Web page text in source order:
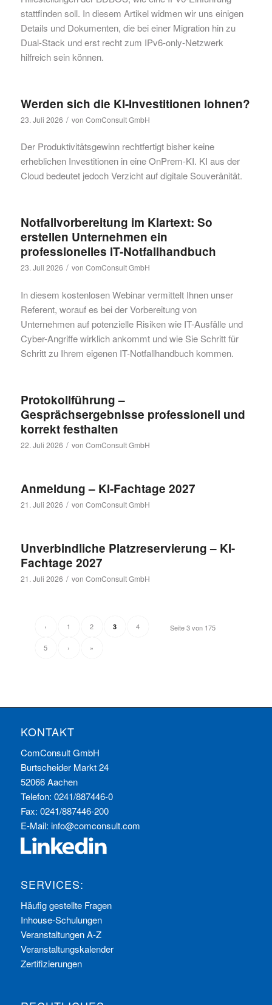
stattfinden soll. In diesem Artikel widmen wir uns einigen
Details und Dokumenten, die bei einer Migration hin zu
Dual-Stack und erst recht zum IPv6-only-Netzwerk
hilfreich sein können.
Werden sich die KI-Investitionen lohnen?
23. Juli 2026 / von ComConsult GmbH
Der Produktivitätsgewinn rechtfertigt bisher keine
erheblichen Investitionen in eine OnPrem-KI. KI aus der
Cloud bedeutet jedoch Verzicht auf digitale Souveränität.
Notfallvorbereitung im Klartext: So
erstellen Unternehmen ein
professionelles IT-Notfallhandbuch
23. Juli 2026 / von ComConsult GmbH
In diesem kostenlosen Webinar vermittelt Ihnen unser
Referent, worauf es bei der Vorbereitung von
Unternehmen auf potenzielle Risiken wie IT-Ausfälle und
Cyber-Angriffe wirklich ankommt und wie Sie Schritt für
Schritt zu Ihrem eigenen IT-Notfallhandbuch kommen.
Protokollführung –
Gesprächsergebnisse professionell und
korrekt festhalten
22. Juli 2026 / von ComConsult GmbH
Anmeldung – KI-Fachtage 2027
21. Juli 2026 / von ComConsult GmbH
Unverbindliche Platzreservierung – KI-
Fachtage 2027
21. Juli 2026 / von ComConsult GmbH
Seite 3 von 175
‹ 1 2 3 4
5 › »
KONTAKT
ComConsult GmbH
Burtscheider Markt 24
52066 Aachen
Telefon: 0241/887446-0
Fax: 0241/887446-200
E-Mail: info@comconsult.com
SERVICES:
Häufig gestellte Fragen
Inhouse-Schulungen
Veranstaltungen A-Z
Veranstaltungskalender
Zertifizierungen